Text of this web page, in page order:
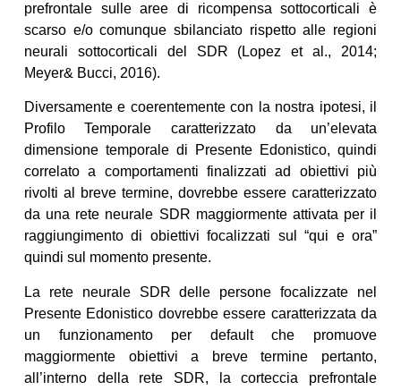
prefrontale sulle aree di ricompensa sottocorticali è
scarso e/o comunque sbilanciato rispetto alle regioni
neurali sottocorticali del SDR (Lopez et al., 2014;
Meyer& Bucci, 2016).
Diversamente e coerentemente con la nostra ipotesi, il
Profilo Temporale caratterizzato da un’elevata
dimensione temporale di Presente Edonistico, quindi
correlato a comportamenti finalizzati ad obiettivi più
rivolti al breve termine, dovrebbe essere caratterizzato
da una rete neurale SDR maggiormente attivata per il
raggiungimento di obiettivi focalizzati sul “qui e ora”
quindi sul momento presente.
La rete neurale SDR delle persone focalizzate nel
Presente Edonistico dovrebbe essere caratterizzata da
un funzionamento per default che promuove
maggiormente obiettivi a breve termine pertanto,
all’interno della rete SDR, la corteccia prefrontale